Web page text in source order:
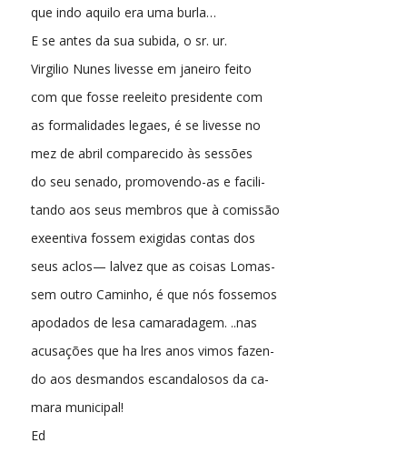
que indo aquilo era uma burla…
E se antes da sua subida, o sr. ur.
Virgilio Nunes livesse em janeiro feito
com que fosse reeleito presidente com
as formalidades legaes, é se livesse no
mez de abril comparecido às sessões
do seu senado, promovendo-as e facili-
tando aos seus membros que à comissão
exeentiva fossem exigidas contas dos
seus aclos— lalvez que as coisas Lomas-
sem outro Caminho, é que nós fossemos
apodados de lesa camaradagem. ..nas
acusações que ha lres anos vimos fazen-
do aos desmandos escandalosos da ca-
mara municipal!
Ed